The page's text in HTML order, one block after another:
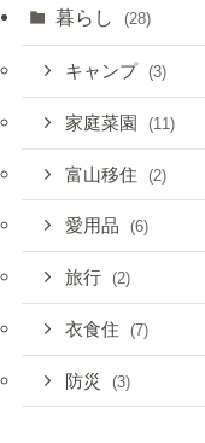
暮らし (28)
キャンプ (3)
家庭菜園 (11)
富山移住 (2)
愛用品 (6)
旅行 (2)
衣食住 (7)
防災 (3)